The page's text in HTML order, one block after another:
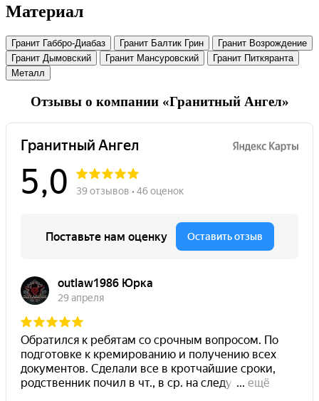
Материал
Гранит Габбро-Диабаз Гранит Балтик Грин
Гранит Возрождение
Гранит Дымовский
Гранит Мансуровский
Гранит Питкяранта
Металл
Отзывы о компании «Гранитный Ангел»